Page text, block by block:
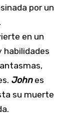
por un
en un
habilidades
John es
su muerte